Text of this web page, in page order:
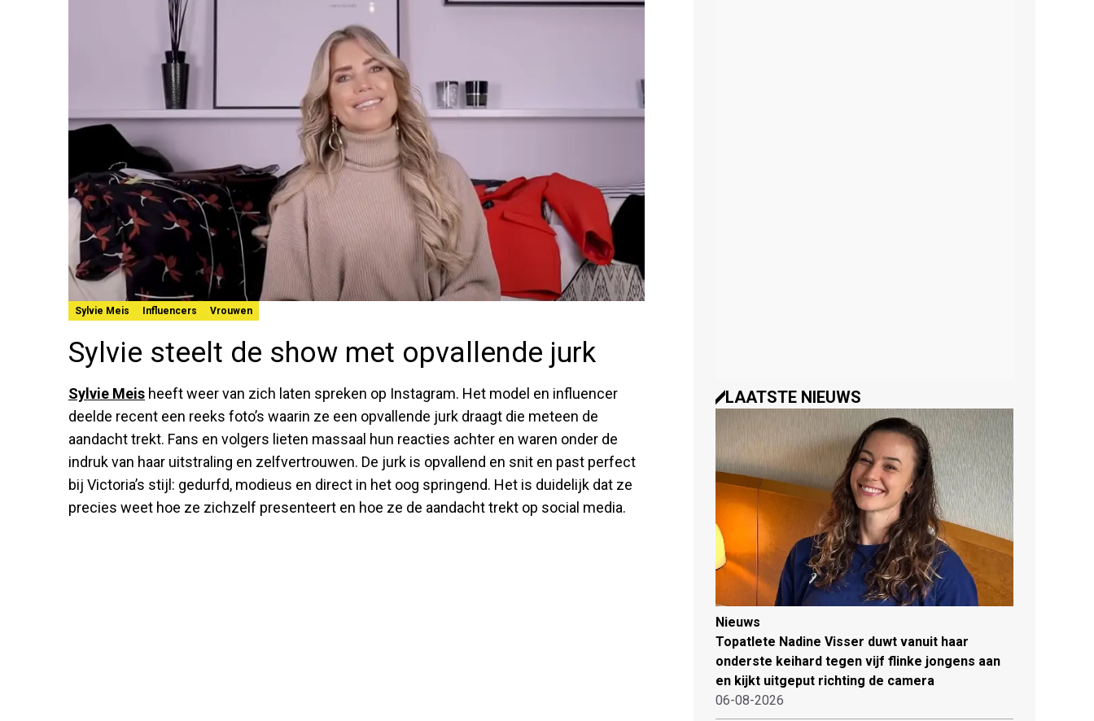
Sylvie Meis Influencers Vrouwen
Sylvie steelt de show met opvallende jurk
Sylvie Meis heeft weer van zich laten spreken op Instagram. Het model en influencer
deelde recent een reeks foto’s waarin ze een opvallende jurk draagt die meteen de
aandacht trekt. Fans en volgers lieten massaal hun reacties achter en waren onder de
indruk van haar uitstraling en zelfvertrouwen. De jurk is opvallend en snit en past perfect
bij Victoria’s stijl: gedurfd, modieus en direct in het oog springend. Het is duidelijk dat ze
precies weet hoe ze zichzelf presenteert en hoe ze de aandacht trekt op social media.
LAATSTE NIEUWS
Nieuws
Topatlete Nadine Visser duwt vanuit haar
onderste keihard tegen vijf flinke jongens aan
en kijkt uitgeput richting de camera
06-08-2026